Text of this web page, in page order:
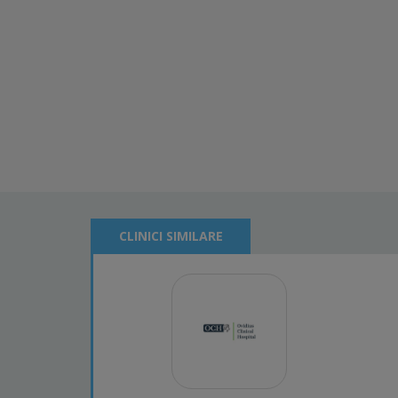
CLINICI SIMILARE